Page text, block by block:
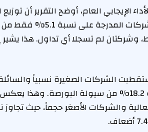
الإيجابي العام، أوضح التقرير أن
فقط، وشركتان لم تسجلا أي تداول. هذا
الإجمالية، نسبة 18.2% من سيولة
والشركات الأصغر حجماً، حيث